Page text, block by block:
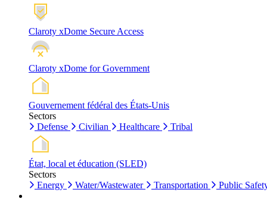
Claroty xDome Secure Access
Claroty xDome for Government
Gouvernement fédéral des États-Unis
Sectors
Defense
Civilian Healthcare Tribal
État, local et éducation (SLED)
Sectors
Energy
Water/Wastewater Transportation Public